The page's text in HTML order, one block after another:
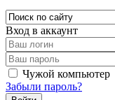
Вход в аккаунт
Чужой компьютер
Забыли пароль?